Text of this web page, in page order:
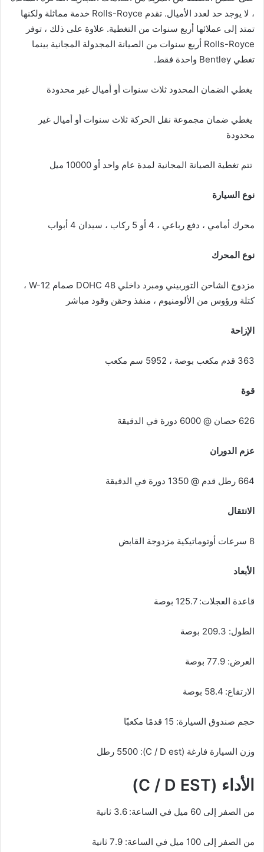
، لا يوجد حد لعدد الأميال. تقدم Rolls-Royce خدمة مماثلة ولكنها
تمتد إلى عملائها أربع سنوات من التغطية. علاوة على ذلك ، توفر
Rolls-Royce أربع سنوات من الصيانة المجدولة المجانية بينما
تغطي Bentley واحدة فقط.
يغطي الضمان المحدود ثلاث سنوات أو أميال غير محدودة
يغطي ضمان مجموعة نقل الحركة ثلاث سنوات أو أميال غير
محدودة
تتم تغطية الصيانة المجانية لمدة عام واحد أو 10000 ميل
نوع السيارة
محرك أمامي ، دفع رباعي ، 4 أو 5 ركاب ، سيدان 4 أبواب
نوع المحرك
مزدوج الشاحن التوربيني ومبرد داخلي DOHC 48 صمام W-12 ،
كتلة ورؤوس من الألومنيوم ، منفذ وحقن وقود مباشر
الإزاحة
363 قدم مكعب بوصة ، 5952 سم مكعب
قوة
626 حصان @ 6000 دورة في الدقيقة
عزم الدوران
664 رطل قدم @ 1350 دورة في الدقيقة
الانتقال
8 سرعات أوتوماتيكية مزدوجة القابض
الأبعاد
قاعدة العجلات: 125.7 بوصة
الطول: 209.3 بوصة
العرض: 77.9 بوصة
الارتفاع: 58.4 بوصة
حجم صندوق السيارة: 15 قدمًا مكعبًا
وزن السيارة فارغة (C / D est): 5500 رطل
الأداء (C / D EST)
من الصفر إلى 60 ميل في الساعة: 3.6 ثانية
من الصفر إلى 100 ميل في الساعة: 7.9 ثانية